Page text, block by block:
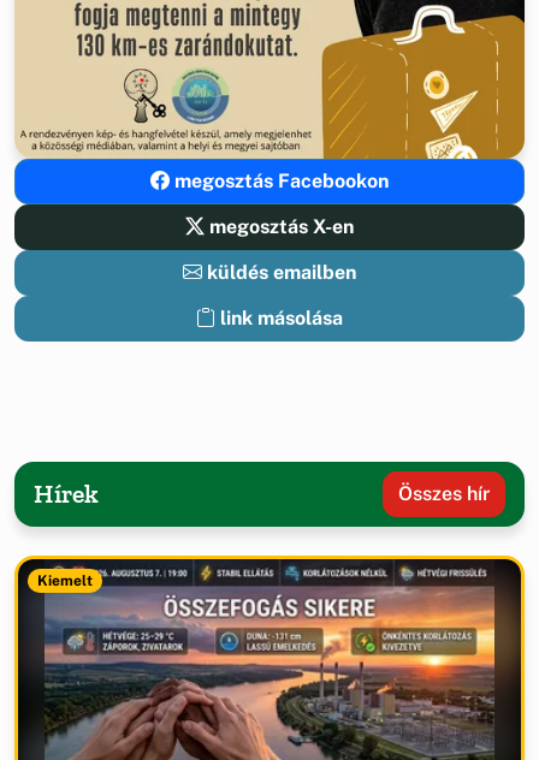
megosztás Facebookon
megosztás X-en
küldés emailben
link másolása
Hírek Összes hír
Kiemelt